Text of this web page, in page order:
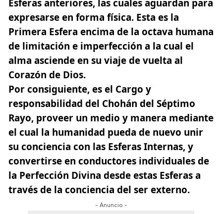
Esferas anteriores, las cuales aguardan para
expresarse en forma física. Esta es la
Primera Esfera encima de la octava humana
de limitación e imperfección a la cual el
alma asciende en su viaje de vuelta al
Corazón de Dios.
Por consiguiente, es el Cargo y
responsabilidad del Chohán del Séptimo
Rayo, proveer un medio y manera mediante
el cual la humanidad pueda de nuevo unir
su conciencia con las Esferas Internas, y
convertirse en conductores individuales de
la Perfección Divina desde estas Esferas a
través de la conciencia del ser externo.
- Anuncio -